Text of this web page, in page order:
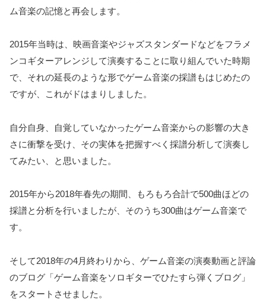
ム音楽の記憶と再会します。
2015年当時は、映画音楽やジャズスタンダードなどをフラメ
ンコギターアレンジして演奏することに取り組んでいた時期
で、それの延長のような形でゲーム音楽の採譜もはじめたの
ですが、これがドはまりしました。
自分自身、自覚していなかったゲーム音楽からの影響の大き
さに衝撃を受け、その実体を把握すべく採譜分析して演奏し
てみたい、と思いました。
2015年から2018年春先の期間、もろもろ合計で500曲ほどの
採譜と分析を行いましたが、そのうち300曲はゲーム音楽で
す。
そして2018年の4月終わりから、ゲーム音楽の演奏動画と評論
のブログ「ゲーム音楽をソロギターでひたすら弾くブログ」
をスタートさせました。